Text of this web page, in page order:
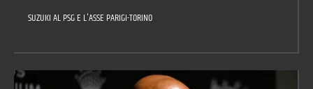
SUZUKI AL PSG E L'ASSE PARIGI-TORINO